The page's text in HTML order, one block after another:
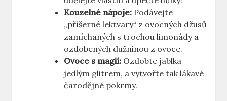
Kouzelné nápoje: Podávejte
„příšerné lektvary“ z ovocných ​džusů
zamíchaných s trochou limonády a
ozdobených dužninou ⁤z ovoce.
Ovoce⁣ s magií: Ozdobte jablka
jedlým glitrem, a‍ vytvořte tak lákavé
čarodějné pokrmy.